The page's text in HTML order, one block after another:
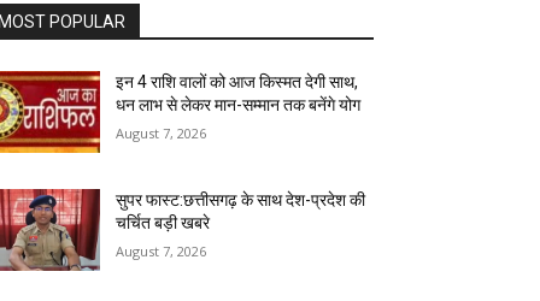
MOST POPULAR
इन 4 राशि वालों को आज किस्मत देगी साथ,
धन लाभ से लेकर मान-सम्मान तक बनेंगे योग
August 7, 2026
सुपर फास्ट:छत्तीसगढ़ के साथ देश-प्रदेश की
चर्चित बड़ी खबरे
August 7, 2026